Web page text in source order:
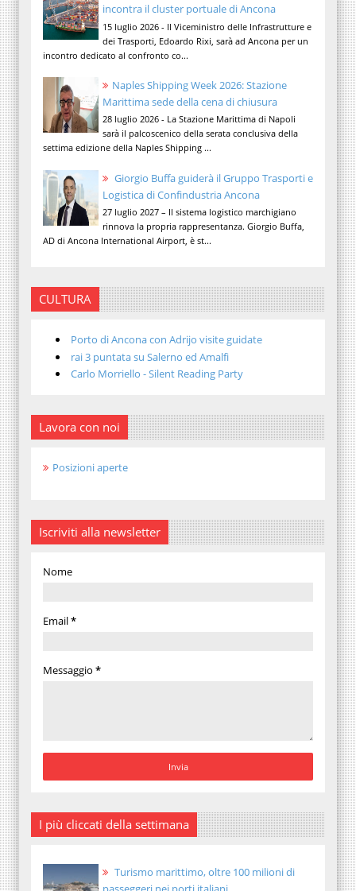
incontra il cluster portuale di Ancona
15 luglio 2026 - Il Viceministro delle Infrastrutture e
dei Trasporti, Edoardo Rixi, sarà ad Ancona per un
incontro dedicato al confronto co...
Naples Shipping Week 2026: Stazione
Marittima sede della cena di chiusura
28 luglio 2026 - La Stazione Marittima di Napoli
sarà il palcoscenico della serata conclusiva della
settima edizione della Naples Shipping ...
Giorgio Buffa guiderà il Gruppo Trasporti e
Logistica di Confindustria Ancona
27 luglio 2027 – Il sistema logistico marchigiano
rinnova la propria rappresentanza. Giorgio Buffa,
AD di Ancona International Airport, è st...
CULTURA
Porto di Ancona con Adrijo visite guidate
rai 3 puntata su Salerno ed Amalfi
Carlo Morriello - Silent Reading Party
Lavora con noi
Posizioni aperte
Iscriviti alla newsletter
Nome
Email*
Messaggio *
I più cliccati della settimana
Turismo marittimo, oltre 100 milioni di